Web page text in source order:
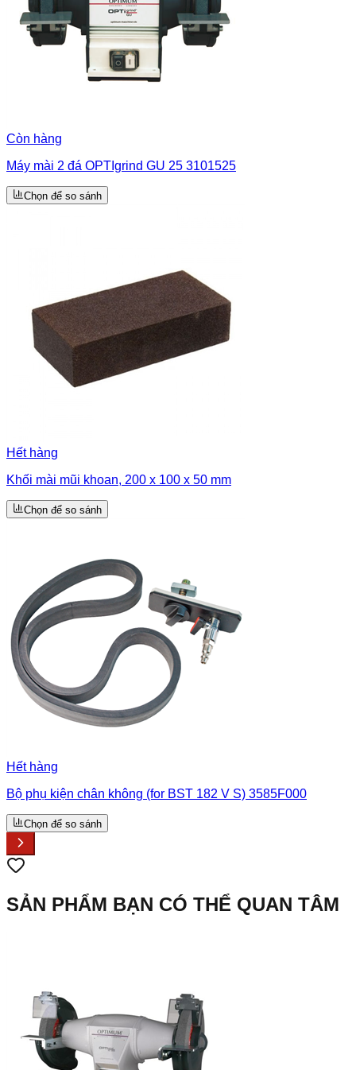
Còn hàng
Máy mài 2 đá OPTIgrind GU 25 3101525
Chọn để so sánh
Hết hàng
Khối mài mũi khoan, 200 x 100 x 50 mm
Chọn để so sánh
Hết hàng
Bộ phụ kiện chân không (for BST 182 V S) 3585F000
Chọn để so sánh
SẢN PHẨM BẠN CÓ THỂ QUAN TÂM